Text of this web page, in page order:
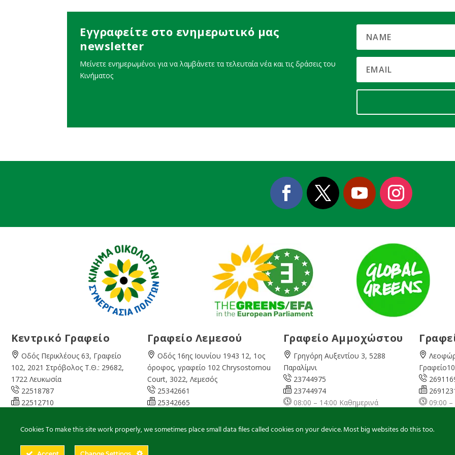
Εγγραφείτε στο ενημερωτικό μας
newsletter
Μείνετε ενημερωμένοι για να λαμβάνετε τα τελευταία νέα και τις δράσεις του
Κινήματος
Κεντρικό Γραφείο
Οδός Περικλέους 63, Γραφείο
102, 2021 Στρόβολος Τ.Θ.: 29682,
1722 Λευκωσία
22518787
22512710
info@cyprusgreens.org
Γραφείο Λεμεσού
Οδός 16ης Ιουνίου 1943 12, 1ος
όροφος, γραφείο 102 Chrysostomou
Court, 3022, Λεμεσός
25342661
25342665
limassol@
cyprusgreens.org
Γραφείο Αμμοχώστου
Γρηγόρη Αυξεντίου 3, 5288
Παραλίμνι
23744975
23744974
08:00 – 14:00 Καθημερινά
09:00
Cookies To make this site work properly, we sometimes place small data files called cookies on your device. Most big websites do this too.